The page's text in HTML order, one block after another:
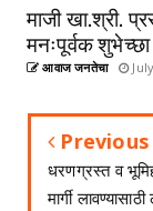
माजी खा.श्री.
मनःपूर्वक
आवाज जनतेचा
Previous
धरणग्रस्त व
मार्गी